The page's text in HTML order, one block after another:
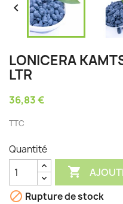

LONICERA
LTR
36,83 €
TTC
Quantité

 Rupture de stock